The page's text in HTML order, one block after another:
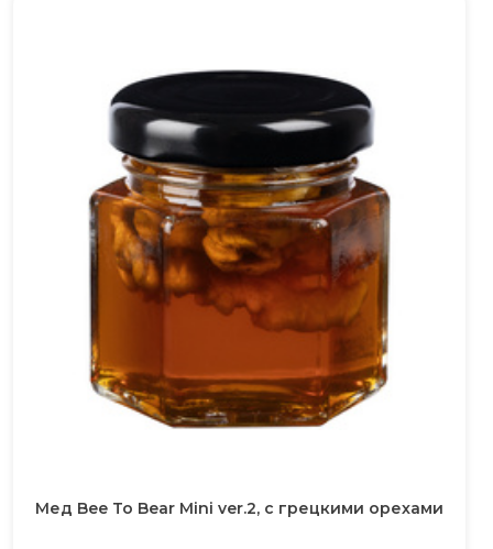
Мед Bee To Bear Mini ver.2, с грецкими орехами